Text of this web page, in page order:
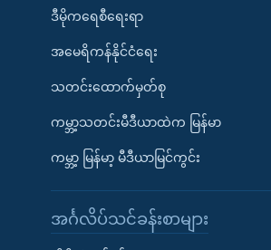
ဒီမိုကရေစီရေးရာ
အမေရိကန်နိုင်ငံရေး
သတင်းထောက်မှတ်စု
ကမ္ဘာ့သတင်းမီဒီယာထဲက မြန်မာ
ကမ္ဘာ့ မြန်မာ့ မီဒီယာမြင်ကွင်း
အင်္ဂလိပ်သင်ခန်းစာများ